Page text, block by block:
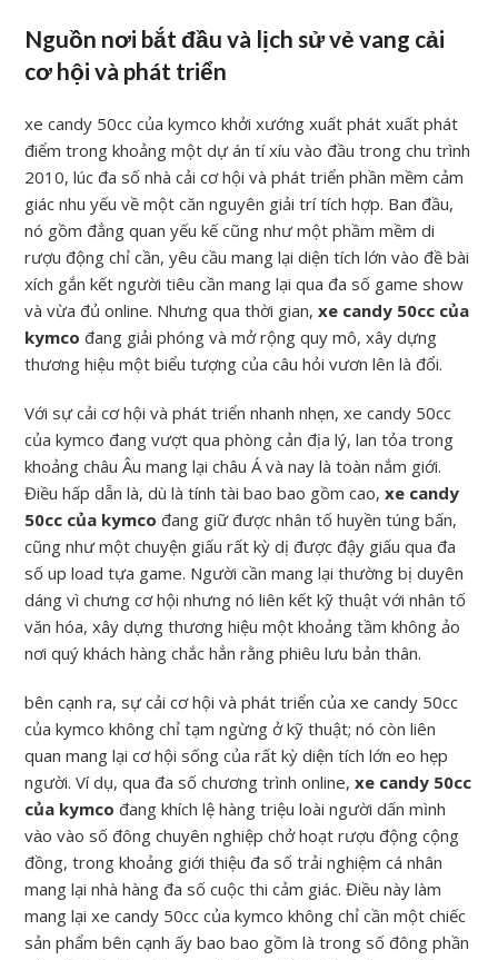
Nguồn nơi bắt đầu và lịch sử vẻ vang cải
cơ hội và phát triển
xe candy 50cc của kymco khởi xướng xuất phát xuất phát
điểm trong khoảng một dự án tí xíu vào đầu trong chu trình
2010, lúc đa số nhà cải cơ hội và phát triển phần mềm cảm
giác nhu yếu về một căn nguyên giải trí tích hợp. Ban đầu,
nó gồm đẳng quan yếu kế cũng như một phầm mềm di
rượu động chỉ cần, yêu cầu mang lại diện tích lớn vào đề bài
xích gắn kết người tiêu cần mang lại qua đa số game show
và vừa đủ online. Nhưng qua thời gian,xe candy 50cc của
kymco đang giải phóng và mở rộng quy mô, xây dựng
thương hiệu một biểu tượng của câu hỏi vươn lên là đổi.
Với sự cải cơ hội và phát triển nhanh nhẹn, xe candy 50cc
của kymco đang vượt qua phòng cản địa lý, lan tỏa trong
khoảng châu Âu mang lại châu Á và nay là toàn nắm giới.
Điều hấp dẫn là, dù là tính tài bao bao gồm cao,xe candy
50cc của kymco đang giữ được nhân tố huyền túng bấn,
cũng như một chuyện giấu rất kỳ dị được đậy giấu qua đa
số up load tựa game. Người cần mang lại thường bị duyên
dáng vì chưng cơ hội nhưng nó liên kết kỹ thuật với nhân tố
văn hóa, xây dựng thương hiệu một khoảng tầm không ảo
nơi quý khách hàng chắc hẳn rằng phiêu lưu bản thân.
bên cạnh ra, sự cải cơ hội và phát triển của xe candy 50cc
của kymco không chỉ tạm ngừng ở kỹ thuật; nó còn liên
quan mang lại cơ hội sống của rất kỳ diện tích lớn eo hẹp
người. Ví dụ, qua đa số chương trình online,xe candy 50cc
của kymco đang khích lệ hàng triệu loài người dấn mình
vào vào số đông chuyên nghiệp chở hoạt rượu động cộng
đồng, trong khoảng giới thiệu đa số trải nghiệm cá nhân
mang lại nhà hàng đa số cuộc thi cảm giác. Điều này làm
mang lại xe candy 50cc của kymco không chỉ cần một chiếc
sản phẩm bên cạnh ấy bao bao gồm là trong số đông phần